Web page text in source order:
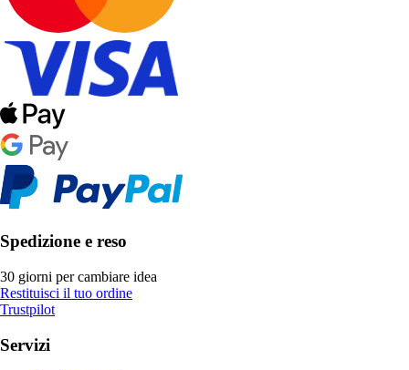
Spedizione e reso
30 giorni per cambiare idea
Restituisci il tuo ordine
Trustpilot
Servizi